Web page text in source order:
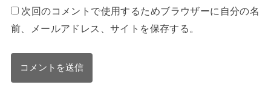
次回のコメントで使用するためブラウザーに自分の名
前、メールアドレス、サイトを保存する。